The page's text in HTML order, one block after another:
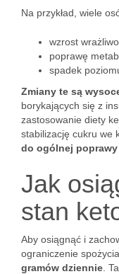
Na przykład, wiele
wzrost
poprawę
spadek
Zmiany te są
borykających się z
zastosowanie diety
stabilizację cukru we
do ogólnej
Jak
stan
Aby osiągnąć i
ograniczenie spożycia
gramów dziennie .